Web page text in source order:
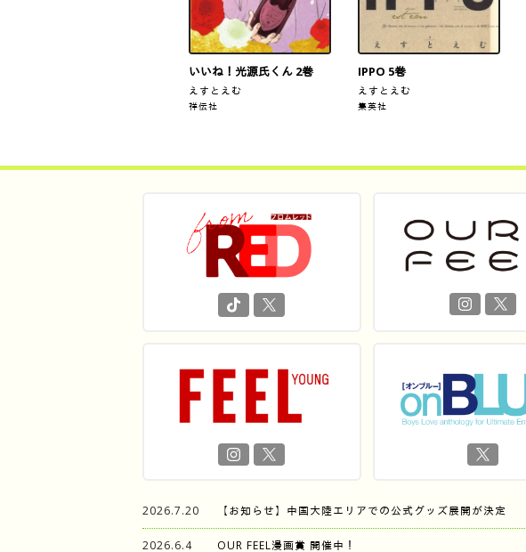
いいね！光源氏くん 2巻
えすとえむ
祥伝社
IPPO 5巻
えすとえむ
集英社
2026.7.20 【お知らせ】中国大陸エリアでの公式グッズ展開が決定
2026.6.4 OUR FEEL漫画賞 開催中！